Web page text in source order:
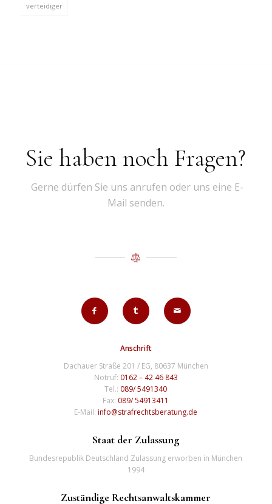
verteidiger
Sie haben noch Fragen?
Gerne dürfen Sie uns anrufen oder uns eine E-
Mail senden.
Anschrift
Dachauer Straße 201 / EG, 80637 München
Notruf: 0162 – 42 46 843
Tel.: 089/ 5491340
Fax: 089/ 54913411
E-Mail:info@strafrechtsberatung.de
Staat der Zulassung
Bundesrepublik Deutschland Zulassung erworben in München
1994
Zuständige Rechtsanwaltskammer